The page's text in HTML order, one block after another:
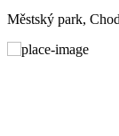
Městský park,